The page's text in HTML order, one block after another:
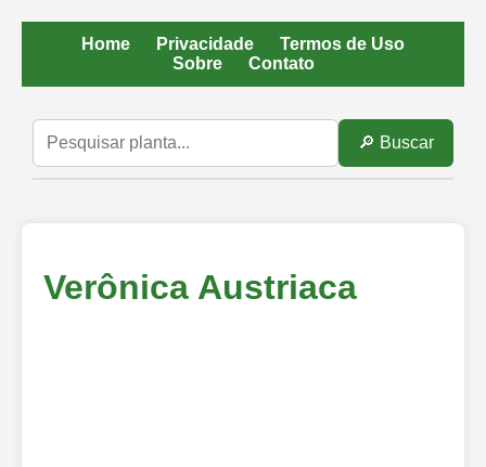
Home Privacidade
Termos de Uso
Sobre
Contato
🔎 Buscar
Verônica Austriaca